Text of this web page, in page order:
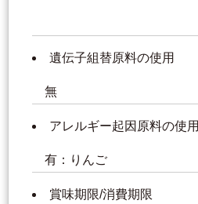
遺伝子組替原料の使用
無
アレルギー起因原料の使用
有：りんご
賞味期限/消費期限